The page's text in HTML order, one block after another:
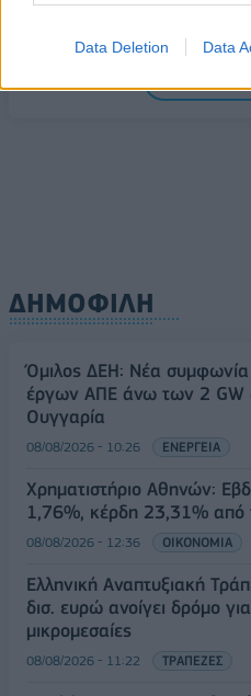
Data Deletion Data
5G παντού, 6G στον
Ελλάδα στη μεγάλη
ΔΗΜΟΦΙΛΗ
Όμιλος ΔΕΗ: Νέα συμφωνία
έργων ΑΠΕ άνω των 2 GW
Ουγγαρία
08/08/2026 - 10:26 ΕΝΕΡΓΕΙΑ
Χρηματιστήριο Αθηνών:
1,76%, κέρδη 23,31% από
08/08/2026 - 12:36 ΟΙΚΟΝΟΜΙΑ
Ελληνική Αναπτυξιακή
δισ. ευρώ ανοίγει δρόμο
μικρομεσαίες
08/08/2026 - 11:22 ΤΡΑΠΕΖΕΣ